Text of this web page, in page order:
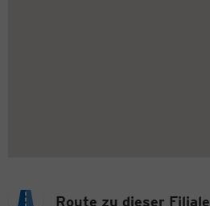
Route zu dieser Filiale